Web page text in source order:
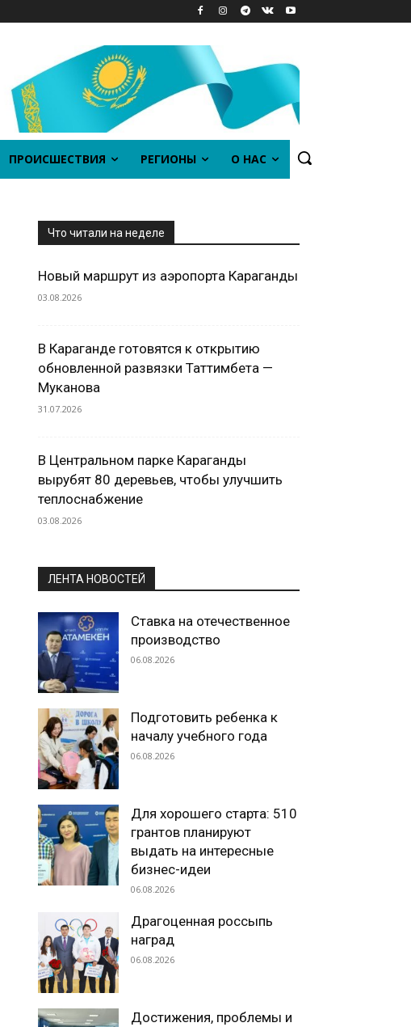
ПРОИСШЕСТВИЯ РЕГИОНЫ О НАС
Что читали на неделе
Новый маршрут из аэропорта Караганды
03.08.2026
В Караганде готовятся к открытию
обновленной развязки Таттимбета —
Муканова
31.07.2026
В Центральном парке Караганды
вырубят 80 деревьев, чтобы улучшить
теплоснабжение
03.08.2026
ЛЕНТА НОВОСТЕЙ
Ставка на отечественное
производство
06.08.2026
Подготовить ребенка к
началу учебного года
06.08.2026
Для хорошего старта: 510
грантов планируют
выдать на интересные
бизнес-идеи
06.08.2026
Драгоценная россыпь
наград
06.08.2026
Достижения, проблемы и